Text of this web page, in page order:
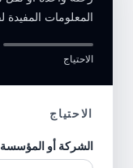
المعلومات المفيدة
الاحتياج
الاحتياج
الشركة أو المؤسسة